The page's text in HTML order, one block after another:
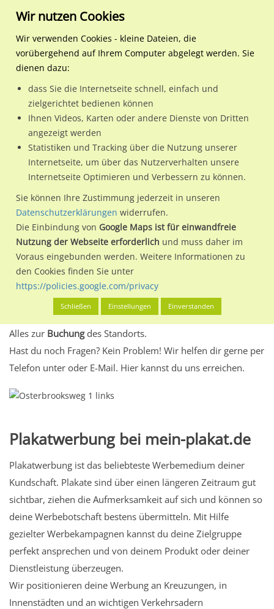
Regionale Plakatwerbung Schleswig-Holstein
Schenefeld, Stadt
Osterbrooksweg 1 links
Osterbrooksweg 1 links
22869 / Schenefeld, Stadt / Schenefeld
Nutze günstige Werbemöglichkeiten am Standort
Osterbrooksweg 1 linksim Ortsteil Schenefeld)in
Schenefeld, Stadt.
Wir erheben für jede unserer Werbeflächen individuelle und
aktuelleStandortinformationenundLeistungswerte. Damit
kannst du dich schon vor der Buchung im Detail über den
Standort, seine Reichweite und Werbewirkung sowie
eventuelle Beschränkungen in den zugelassenen
Werbeinhalten informieren.
Alles klar? Dann findest du direkt im unteren Teil dieser Seite
Alles zur Buchungdes Standorts.
Hast du noch Fragen? Kein Problem! Wir helfen dir gerne per
Telefon unter oder E-Mail. Hier kannst du uns erreichen.
Plakatwerbung bei mein-plakat.de
Plakatwerbung ist das beliebteste Werbemedium deiner
Kundschaft. Plakate sind über einen längeren Zeitraum gut
sichtbar, ziehen die Aufmerksamkeit auf sich und können so
deine Werbebotschaft bestens übermitteln. Mit Hilfe
gezielter Werbekampagnen kannst du deine Zielgruppe
perfekt ansprechen und von deinem Produkt oder deiner
Dienstleistung überzeugen.
Wir positionieren deine Werbung an Kreuzungen, in
Innenstädten und an wichtigen Verkehrsadern
Wir nutzen Cookies
Wir verwenden Cookies - kleine Dateien, die
vorübergehend auf Ihrem Computer abgelegt werden. Sie
dienen dazu:
dass Sie die Internetseite schnell, einfach und
zielgerichtet bedienen können
Ihnen Videos, Karten oder andere Dienste von Dritten
angezeigt werden
Statistiken und Tracking über die Nutzung unserer
Internetseite, um über das Nutzerverhalten unsere
Internetseite Optimieren und Verbessern zu können.
Sie können Ihre Zustimmung jederzeit in unseren
Datenschutzerklärungen widerrufen.
Die Einbindung von Google Maps ist für einwandfreie
Nutzung der Webseite erforderlich und muss daher im
Voraus eingebunden werden. Weitere Informationen zu
den Cookies finden Sie unter
https://policies.google.com/privacy
Schließen Einstellungen Einverstanden